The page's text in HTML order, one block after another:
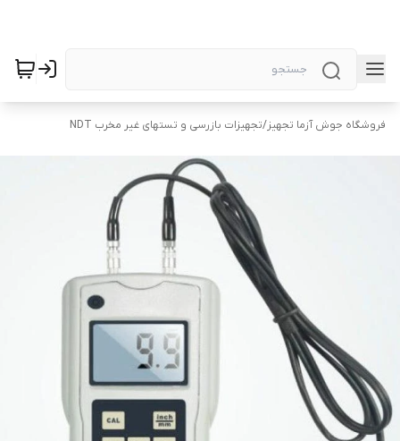
فروشگاه جوش آزما تجهیز/تجهیزات بازرسی و تستهای غیر مخرب NDT